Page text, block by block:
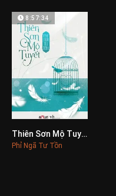
0
8:57:34
Thiên Sơn Mộ Tuyết
Phỉ Ngã Tư Tồn